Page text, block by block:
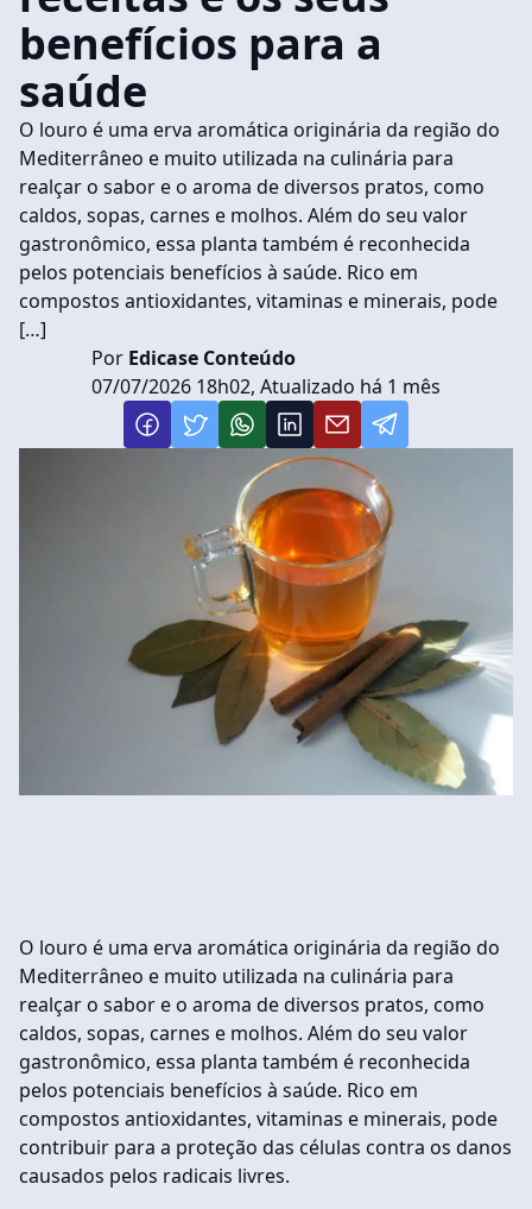
benefícios para a
saúde
O louro é uma erva aromática originária da região do
Mediterrâneo e muito utilizada na culinária para
realçar o sabor e o aroma de diversos pratos, como
caldos, sopas, carnes e molhos. Além do seu valor
gastronômico, essa planta também é reconhecida
pelos potenciais benefícios à saúde. Rico em
compostos antioxidantes, vitaminas e minerais, pode
[…]
Por Edicase Conteúdo
07/07/2026 18h02, Atualizado há 1 mês
O louro é uma erva aromática originária da região do
Mediterrâneo e muito utilizada na culinária para
realçar o sabor e o aroma de diversos pratos, como
caldos, sopas, carnes e molhos. Além do seu valor
gastronômico, essa planta também é reconhecida
pelos potenciais benefícios à saúde. Rico em
compostos antioxidantes, vitaminas e minerais, pode
contribuir para a proteção das células contra os danos
causados pelos radicais livres.